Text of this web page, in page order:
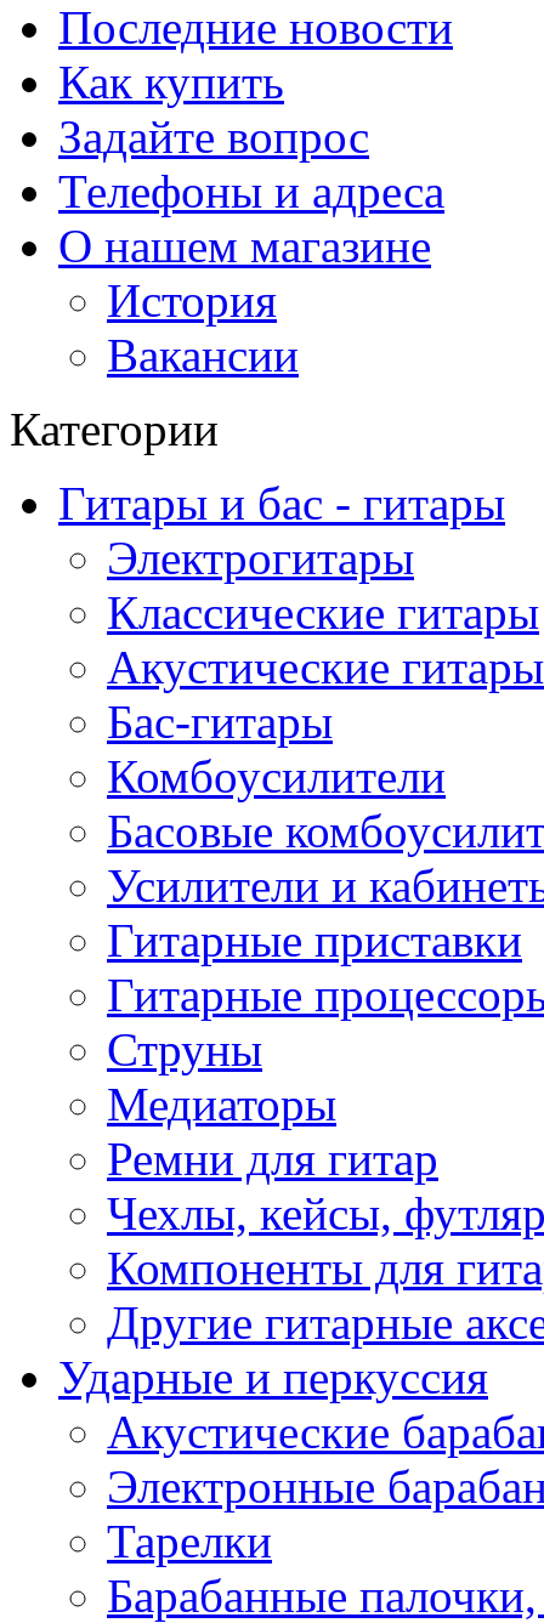
Последние новости
Как купить
Задайте вопрос
Телефоны и адреса
О нашем магазине
История
Вакансии
Категории
Гитары и бас - гитары
Электрогитары
Классические гитары
Акустические гитары
Бас-гитары
Комбоусилители
Басовые
Усилители и
Гитарные приставки
Гитарные
Струны
Медиаторы
Ремни для гитар
Чехлы, кейсы,
Компоненты для
Другие гитарные
Ударные и перкуссия
Акустические
Электронные
Тарелки
Барабанные